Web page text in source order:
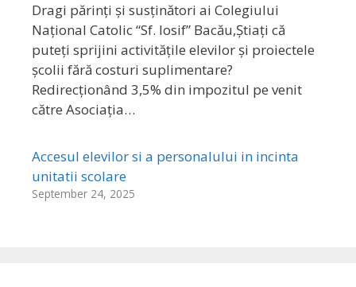
Dragi părinți și susținători ai Colegiului
Național Catolic “Sf. Iosif” Bacău,Știați că
puteți sprijini activitățile elevilor și proiectele
școlii fără costuri suplimentare?
Redirecționând 3,5% din impozitul pe venit
către Asociația…
Accesul elevilor si a personalului in incinta
unitatii scolare
September 24, 2025